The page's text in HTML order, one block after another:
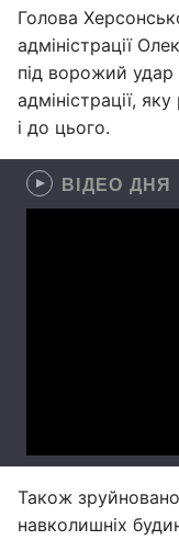
Голова
адміністрації
під ворожий удар
адміністрації,
і до цього.
ВІДЕО ДНЯ
Також зруйновано
навколишніх